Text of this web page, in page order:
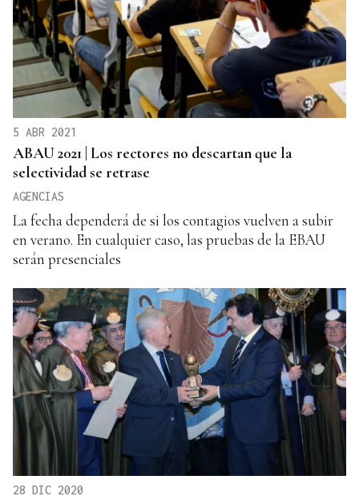
5 ABR 2021
ABAU 2021 | Los rectores no descartan que la
selectividad se retrase
AGENCIAS
La fecha dependerá de si los contagios vuelven a subir
en verano. En cualquier caso, las pruebas de la EBAU
serán presenciales
28 DIC 2020